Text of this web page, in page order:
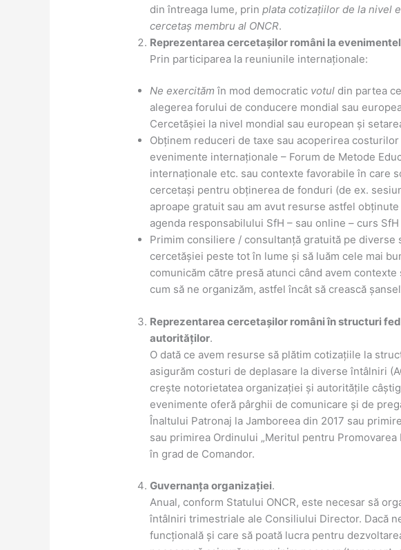
din întreaga lume, prinplata cotizațiilor de la nivel
cercetaș membru al ONCR.
Reprezentarea cercetașilor români la
Prin participarea la reuniunile internaționale:
Ne exercităm în mod democratic votul din partea
alegerea forului de conducere mondial sau
Cercetășiei la nivel mondial sau european și
Obținem reduceri de taxe sau acoperirea
evenimente internaționale – Forum de Metode
internaționale etc. sau contexte favorabile în care
cercetași pentru obținerea de fonduri (de ex.
aproape gratuit sau am avut resurse astfel
agenda responsabilului SfH – sau online – curs
Primim consiliere / consultanță gratuită pe diverse
cercetășiei peste tot în lume și să luăm cele mai
comunicăm către presă atunci când avem
cum să ne organizăm, astfel încât să crească
Reprezentarea cercetașilor români în structuri
autorităților.
O dată ce avem resurse să plătim cotizațiile la
asigurăm costuri de deplasare la diverse întâlniri
crește notorietatea organizației și autoritățile
evenimente oferă pârghii de comunicare și de
Înaltului Patronaj la Jamboreea din 2017 sau
sau primirea Ordinului „Meritul pentru
în grad de Comandor.
Guvernanța organizației.
Anual, conform Statului ONCR, este necesar să
întâlniri trimestriale ale Consiliului Director. Dacă
funcțională și care să poată lucra pentru